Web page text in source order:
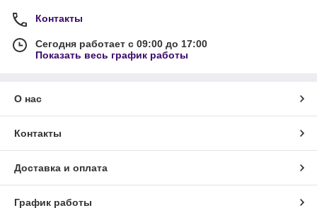
Контакты
Сегодня работает с 09:00 до 17:00
Показать весь график работы
О нас
Контакты
Доставка и оплата
График работы